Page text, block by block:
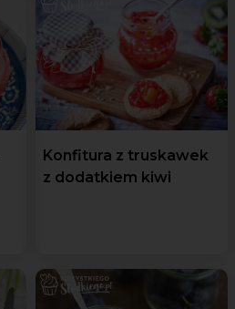
Konfitura z truskawek
z dodatkiem kiwi